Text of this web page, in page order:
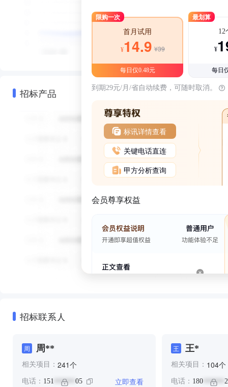
招标产品
限购一次
首月试用
¥14.9 ¥39
每日仅0.48元
最划算
12
¥
每日
到期29元/月/省自动续费，可随时取消。
标讯详情查看
关键电话直连
甲方分析查询
会员尊享权益
招标联系人
周 周**
相关项目： 241个
电话： 151 ****** 05 立即查看
王 王*
相关项目： 104个
电话： 180******